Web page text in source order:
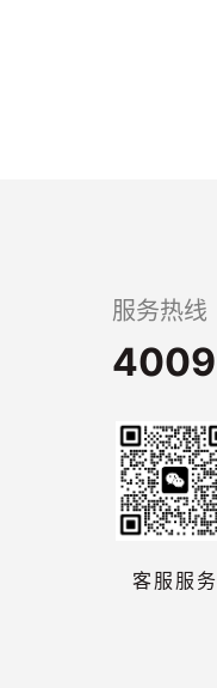
服务热线
客服服务